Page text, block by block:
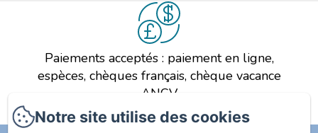
Paiements acceptés : paiement en ligne,
espèces, chèques français, chèque vacance
ANCV
Notre site utilise des cookies